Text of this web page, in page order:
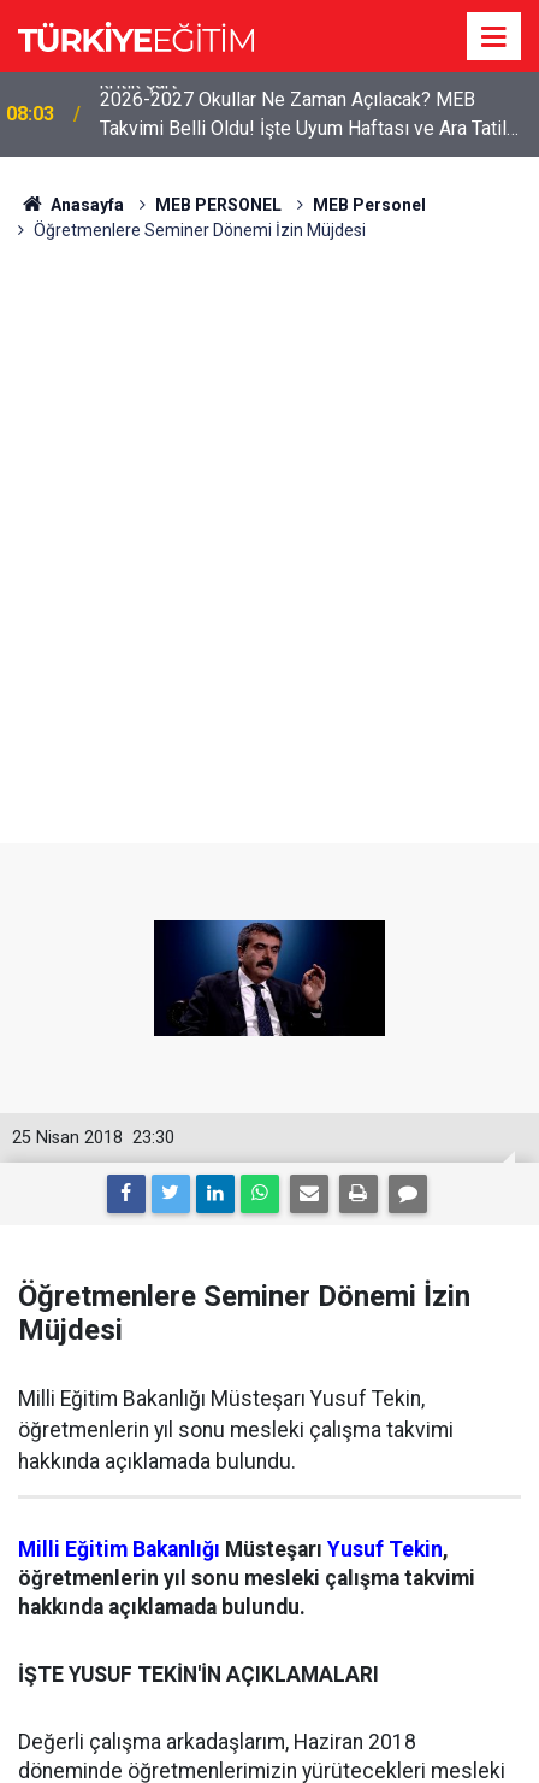
08:03
2026-2027 Okullar Ne Zaman Açılacak? MEB
Takvimi Belli Oldu! İşte Uyum Haftası ve Ara Tatil
Tarihleri
Anasayfa MEB PERSONEL
MEB Personel
Öğretmenlere Seminer Dönemi İzin Müjdesi
23:30
25 Nisan 2018
Öğretmenlere Seminer Dönemi İzin
Müjdesi
Milli Eğitim Bakanlığı Müsteşarı Yusuf Tekin,
öğretmenlerin yıl sonu mesleki çalışma takvimi
hakkında açıklamada bulundu.
Milli Eğitim Bakanlığı Müsteşarı Yusuf Tekin,
öğretmenlerin yıl sonu mesleki çalışma takvimi
hakkında açıklamada bulundu.
İŞTE YUSUF TEKİN'İN AÇIKLAMALARI
Değerli çalışma arkadaşlarım, Haziran 2018
döneminde öğretmenlerimizin yürütecekleri mesleki